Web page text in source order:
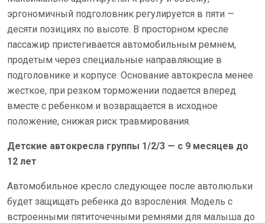
эргономичный подголовник регулируется в пяти —
десяти позициях по высоте. В просторном кресле
пассажир пристегивается автомобильным ремнем,
продетым через специальные направляющие в
подголовнике и корпусе. Основание автокресла менее
жесткое, при резком торможении подается вперед
вместе с ребенком и возвращается в исходное
положение, снижая риск травмирования.
Детские автокресла группы 1/2/3 — с 9 месяцев до
12 лет
Автомобильное кресло следующее после автолюльки
будет защищать ребенка до взросления. Модель с
встроенными пятиточечными ремнями для малыша до